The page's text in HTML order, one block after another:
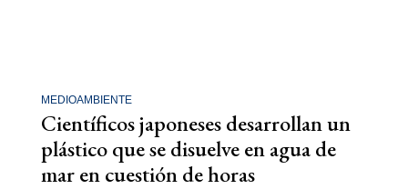
MEDIOAMBIENTE
Científicos japoneses desarrollan un
plástico que se disuelve en agua de
mar en cuestión de horas